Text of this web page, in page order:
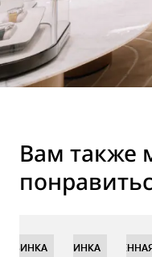
Вам также
НОВИНКА
НОВИНКА